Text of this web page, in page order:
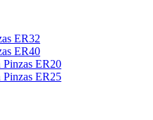
ER32
ER40
Pinzas ER20
Pinzas ER25